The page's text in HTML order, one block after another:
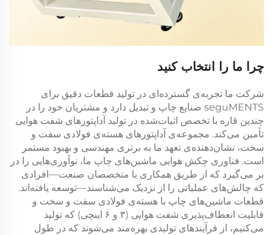
چرا ما را انتخاب کنید
شرکت ما تجربه‌ی گسترده‌ای در تولید قطعات دقیق برای
seguMENTS صنایع چاپ و تبدیل دارد و مشتریان خود را در
چندین قاره با تخصص اثبات‌شده در تولید آداپتورهای شفت هوایی
تأمین می‌کند. مجموعه‌ی آداپتورهای هسته‌ی فولادی سفت و
سخت، نشان‌دهنده‌ی تعهد ما به برتری مهندسی و بهبود مستمر
است. فناوری چکش هوایی ماشین‌های چاپ ما، نوآوری‌هایی را در
بر می‌گیرد که از طریق همکاری با متخصصان صنعت—افرادی
که چالش‌های عملیاتی را از نزدیک می‌شناسند—توسعه یافته‌اند.
قطعات ماشین‌های چاپ با هسته‌ی فولادی سفت و سخت و
قابلیت انعطاف‌پذیری شفت هوایی (۳ و ۶ اینچی) که تولید
می‌کنیم، از فرآیندهای تولیدی بهره‌مند می‌شوند که در طول